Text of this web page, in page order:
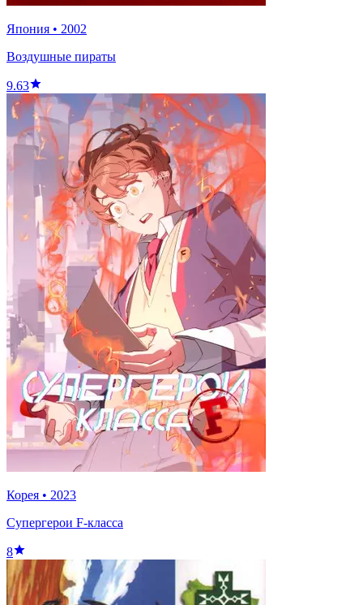
Япония • 2002
Воздушные пираты
9.63
Корея • 2023
Супергерои F-класса
8